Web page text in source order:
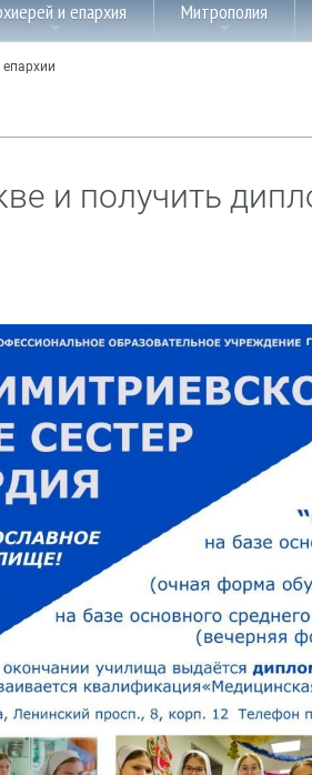
и епархия Митрополия
и получить